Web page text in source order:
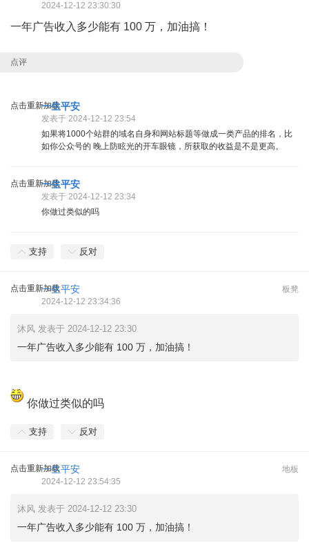
2024-12-12 23:30:30
一年广告收入多少能有 100 万，加油搞！
点评
点击重新加载一生平安
发表于 2024-12-12 23:54
如果将1000个站群的域名自身和网站标题等做成一类产品的排名，比
如你公众号的 晚上防眩光的开车眼镜，所获取的收益是不是更高。
点击重新加载一生平安
发表于 2024-12-12 23:34
你做过类似的吗
支持 反对
点击重新加载 板凳
一生平安
2024-12-12 23:34:36
沐风 发表于 2024-12-12 23:30
一年广告收入多少能有 100 万，加油搞！
你做过类似的吗
支持 反对
点击重新加载 地板
一生平安
2024-12-12 23:54:35
沐风 发表于 2024-12-12 23:30
一年广告收入多少能有 100 万，加油搞！